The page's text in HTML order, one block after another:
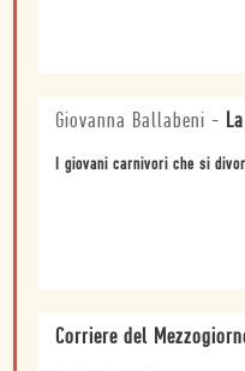
Giovanna Ballabeni -
I giovani carnivori che si
Corriere del